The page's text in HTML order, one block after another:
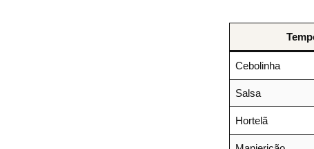
Cebolinha
Salsa
Hortelã